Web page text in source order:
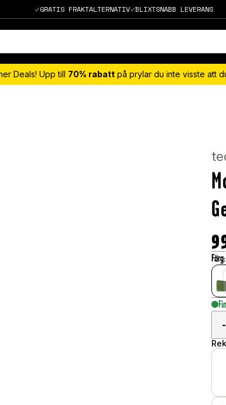
GRATIS FRAKTALTERNATIV BLIXTSNABB LEVERANS
Deals! Upp till 70% rabatt på prylar du inte visste att
Färg
-